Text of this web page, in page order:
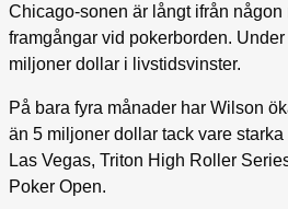
Chicago-sonen är långt ifrån
framgångar vid pokerborden.
miljoner dollar i livstidsvinster.
På bara fyra månader har Wilson
än 5 miljoner dollar tack vare
Las Vegas, Triton High Roller
Poker Open.